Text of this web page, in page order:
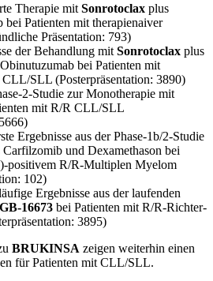
Therapie mit Sonrotoclax plus
bei Patienten mit therapienaiver
Präsentation: 793)
der Behandlung mit Sonrotoclax plus
Obinutuzumab bei Patienten mit
CLL/SLL (Posterpräsentation: 3890)
2-Studie zur Monotherapie mit
mit R/R CLL/SLL
Ergebnisse aus der Phase-1b/2-Studie
Carfilzomib und Dexamethason bei
positivem R/R-Multiplen Myelom
102)
Ergebnisse aus der laufenden
16673 bei Patienten mit R/R-Richter-
3895)
BRUKINSA zeigen weiterhin einen
für Patienten mit CLL/SLL.